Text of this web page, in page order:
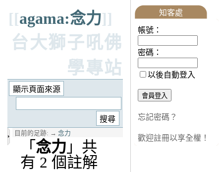
[[agama:念力]]
台大獅子吼佛
學專站
目前的足跡: → 念力
「 念力 」共
有 2 個註解
知客處
帳號：
密碼：
以後自動登入
忘記密碼？
歡迎註冊以享全權！